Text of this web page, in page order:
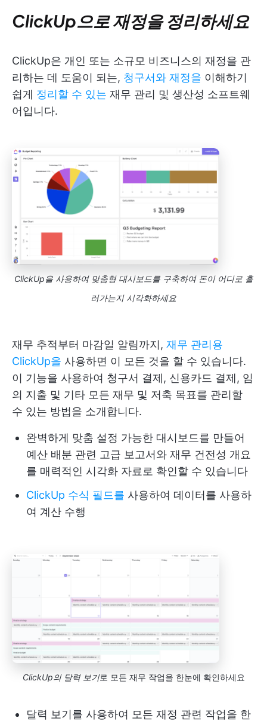
ClickUp으로 재정을 정리하세요
ClickUp은 개인 또는 소규모 비즈니스의 재정을 관
리하는 데 도움이 되는, 청구서와 재정을 이해하기
쉽게 정리할 수 있는 재무 관리 및 생산성 소프트웨
어입니다.
ClickUp을 사용하여 맞춤형 대시보드를 구축하여 돈이 어디로 흘
러가는지 시각화하세요
재무 추적부터 마감일 알림까지, 재무 관리용
ClickUp을 사용하면 이 모든 것을 할 수 있습니다.
이 기능을 사용하여 청구서 결제, 신용카드 결제, 임
의 지출 및 기타 모든 재무 및 저축 목표를 관리할
수 있는 방법을 소개합니다.
완벽하게 맞춤 설정 가능한 대시보드를 만들어
예산 배분 관련 고급 보고서와 재무 건전성 개요
를 매력적인 시각화 자료로 확인할 수 있습니다
ClickUp 수식 필드를 사용하여 데이터를 사용하
여 계산 수행
ClickUp의 달력 보기로 모든 재무 작업을 한눈에 확인하세요
달력 보기를 사용하여 모든 재정 관련 작업을 한